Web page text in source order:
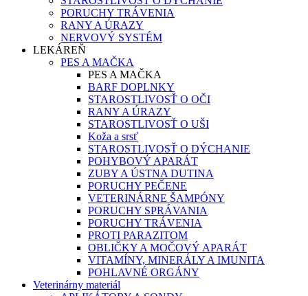
PORUCHY TRÁVENIA
RANY A ÚRAZY
NERVOVÝ SYSTÉM
LEKÁREŇ
PES A MAČKA
PES A MAČKA
BARF DOPLNKY
STAROSTLIVOSŤ O OČI
RANY A ÚRAZY
STAROSTLIVOSŤ O UŠI
Koža a srsť
STAROSTLIVOSŤ O DÝCHANIE
POHYBOVÝ APARÁT
ZUBY A ÚSTNA DUTINA
PORUCHY PEČENE
VETERINÁRNE ŠAMPÓNY
PORUCHY SPRÁVANIA
PORUCHY TRÁVENIA
PROTI PARAZITOM
OBLIČKY A MOČOVÝ APARÁT
VITAMÍNY, MINERÁLY A IMUNITA
POHLAVNÉ ORGÁNY
Veterinárny materiál